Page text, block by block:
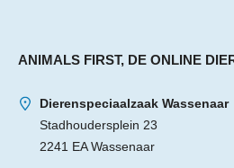
ANIMALS FIRST, DE ONLINE
Dierenspeciaalzaak Wassenaar
Stadhoudersplein 23
2241 EA Wassenaar